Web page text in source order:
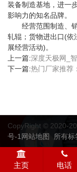
装备制造基地，进一
影响力的知名品牌。
经营范围制造、销
轧辊；货物进出口(依
展经营活动)。
上一篇:深度天极网_
下一篇:热门厂家推荐
CopyRight © 2020-
号-1 网站地图 所有标
主页 电话